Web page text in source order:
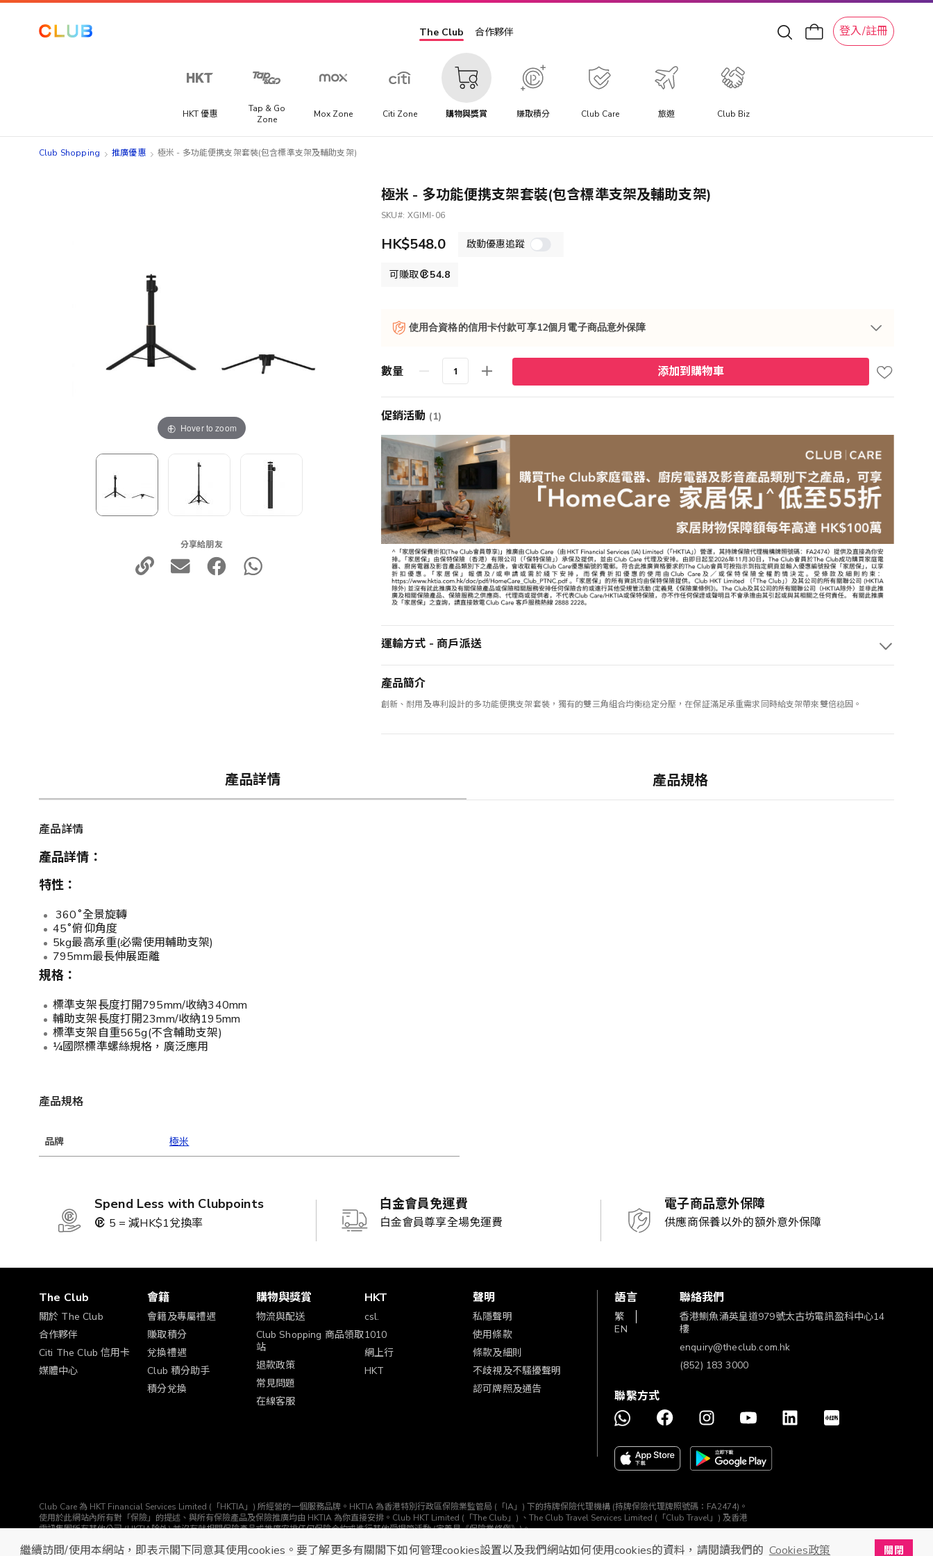
繼續訪問/使用本網站，即表示閣下同意其使用cookies。要了解更多有關閣下如何管理cookies設置以及我們網站如何使用cookies的資料，請閱讀我們的 Cookies政策 關閉
The Club 合作夥伴 登入/註冊
HKT 優惠
Tap & Go
Zone
Mox Zone Citi Zone 購物與獎賞 賺取積分 Club Care 旅遊 Club Biz
Club Shopping 推廣優惠 極米 - 多功能便携支架套裝(包含標準支架及輔助支架)
Hover to zoom
分享給朋友
極米 - 多功能便携支架套裝(包含標準支架及輔助支架)
SKU XGIMI-06
HK$548.0 啟動優惠追蹤
可賺取 54.8
使用合資格的信用卡付款可享12個月電子商品意外保障
數量 添加到購物車
促銷活動 (1)
運輸方式 - 商戶派送
產品簡介
創新、耐用及專利設計的多功能便携支架套裝，獨有的雙三角組合均衡稳定分壓，在保証滿足承重需求同時給支架帶來雙倍稳固。
產品詳情 產品規格
產品詳情
產品詳情：
特性：
360˚全景旋轉
45˚俯仰角度
5kg最高承重(必需使用輔助支架)
795mm最長伸展距離
規格：
標準支架長度打開795mm/收納340mm
輔助支架長度打開23mm/收納195mm
標準支架自重565g(不含輔助支架)
¼國際標準螺絲規格，廣泛應用
產品規格
品牌 極米
Spend Less with Clubpoints
5 = 減HK$1兌換率
白金會員免運費
白金會員尊享全場免運費
電子商品意外保障
供應商保養以外的額外意外保障
The Club
關於 The Club
合作夥伴
Citi The Club 信用卡
媒體中心
會籍
會籍及專屬禮遇
賺取積分
兌換禮遇
Club 積分助手
積分兌換
購物與獎賞
物流與配送
Club Shopping 商品領取
站
退款政策
常見問題
在線客服
HKT
csl.
1010
網上行
HKT
聲明
私隱聲明
使用條款
條款及細則
不歧視及不騷擾聲明
認可牌照及通告
語言
繁
EN
聯絡我們
香港鰂魚涌英皇道979號太古坊電訊盈科中心14
樓
enquiry@theclub.com.hk
(852) 183 3000
聯繫方式
Club Care 為 HKT Financial Services Limited (「HKTIA」) 所經營的一個服務品牌。HKTIA 為香港特別行政區保險業監管局 (「IA」) 下的持牌保險代理機構 (持牌保險代理牌照號碼：FA2474)。
使用於此網站內所有對「保險」的提述、與所有保險產品及保險推廣均由 HKTIA 為你直接安排。Club HKT Limited (「The Club」) 、The Club Travel Services Limited (「Club Travel」) 及香港
電訊集團所有其他公司 (HKTIA除外) 並沒有就相關保險產品或推廣安排任何保險合約或進行其他受規管活動 (定義見《保險業條例》)。
© The Club 2026. 保留所有權利